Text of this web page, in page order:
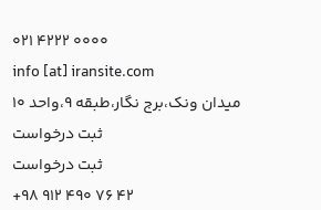
021 4222 0000
info [at] iransite.com
میدان ونک،برج نگار،طبقه 9،واحد 10
ثبت درخواست
ثبت درخواست
+98 912 490 76 42